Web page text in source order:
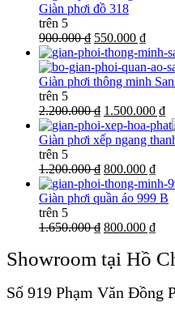
Giàn phơi đồ 318
trên 5
900.000 ₫ 550.000 ₫
Giàn phơi thông minh
trên 5
2.200.000 ₫ 1.500.000 ₫
Giàn phơi xếp ngang
trên 5
1.200.000 ₫ 800.000 ₫
Giàn phơi quần áo 999 B
trên 5
1.650.000 ₫ 800.000 ₫
Showroom tại Hồ
Số 919 Phạm Văn Đồng